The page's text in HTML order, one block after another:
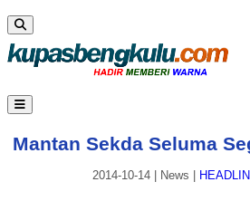
Mantan Sekda Seluma
2014-10-14| News